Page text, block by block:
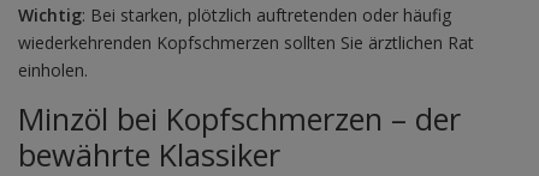
Wichtig: Bei starken, plötzlich auftretenden oder häufig
wiederkehrenden Kopfschmerzen sollten Sie ärztlichen Rat
einholen.
Minzöl bei Kopfschmerzen – der
bewährte Klassiker